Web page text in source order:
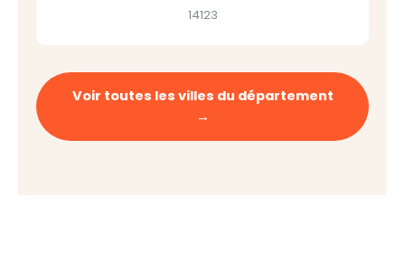
14123
Voir toutes les villes du département
→